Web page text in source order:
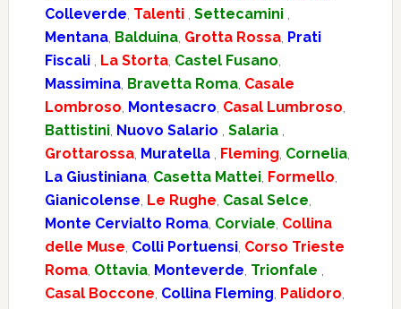
Colleverde, Talenti , Settecamini ,
Mentana, Balduina, Grotta Rossa, Prati
Fiscali , La Storta, Castel Fusano,
Massimina, Bravetta Roma, Casale
Lombroso, Montesacro, Casal Lumbroso,
Battistini, Nuovo Salario , Salaria ,
Grottarossa, Muratella , Fleming, Cornelia,
La Giustiniana, Casetta Mattei, Formello,
Gianicolense, Le Rughe, Casal Selce,
Monte Cervialto Roma, Corviale, Collina
delle Muse, Colli Portuensi, Corso Trieste
Roma, Ottavia, Monteverde, Trionfale ,
Casal Boccone, Collina Fleming, Palidoro,